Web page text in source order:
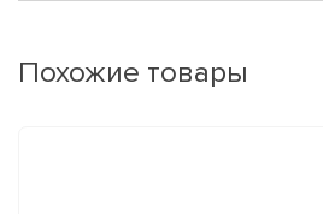
Похожие товары